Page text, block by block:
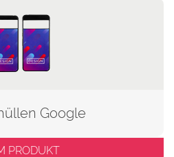
Google
PRODUKT